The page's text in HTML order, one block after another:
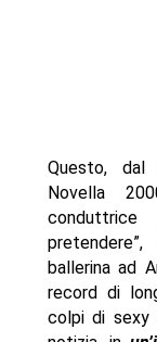
Questo,
Novella
pretendere”,
ballerina ad
record di
colpi di sexy